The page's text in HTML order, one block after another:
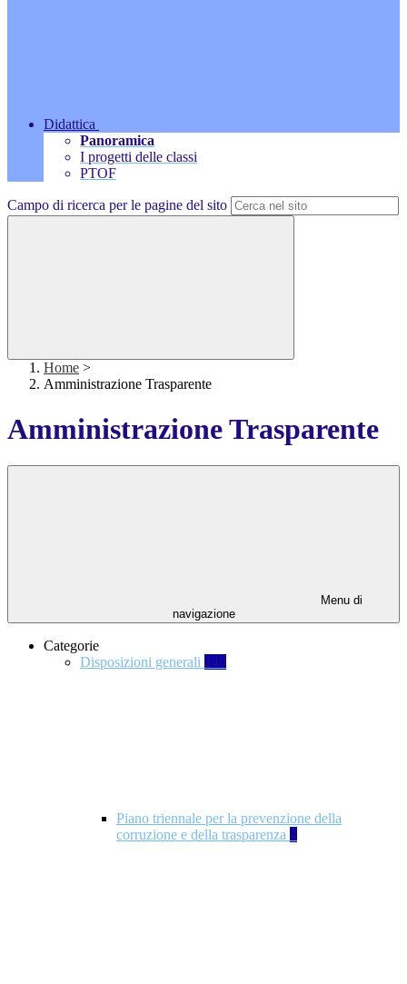
Didattica
Panoramica
I progetti delle classi
PTOF
Campo di ricerca per le pagine del sito
Home >
Amministrazione Trasparente
Amministrazione Trasparente
Menu di
navigazione
Categorie
Disposizioni generali 140
Piano triennale per la prevenzione della
corruzione e della trasparenza 4